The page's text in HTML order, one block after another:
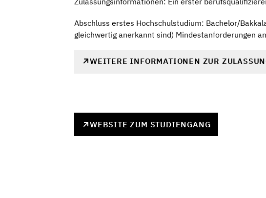
Abschluss erstes Hochschulstudium: Bachelor/
gleichwertig anerkannt sind) Mindestanforderungen
WEITERE INFORMATIONEN ZUR
WEBSITE ZUM STUDIENGANG